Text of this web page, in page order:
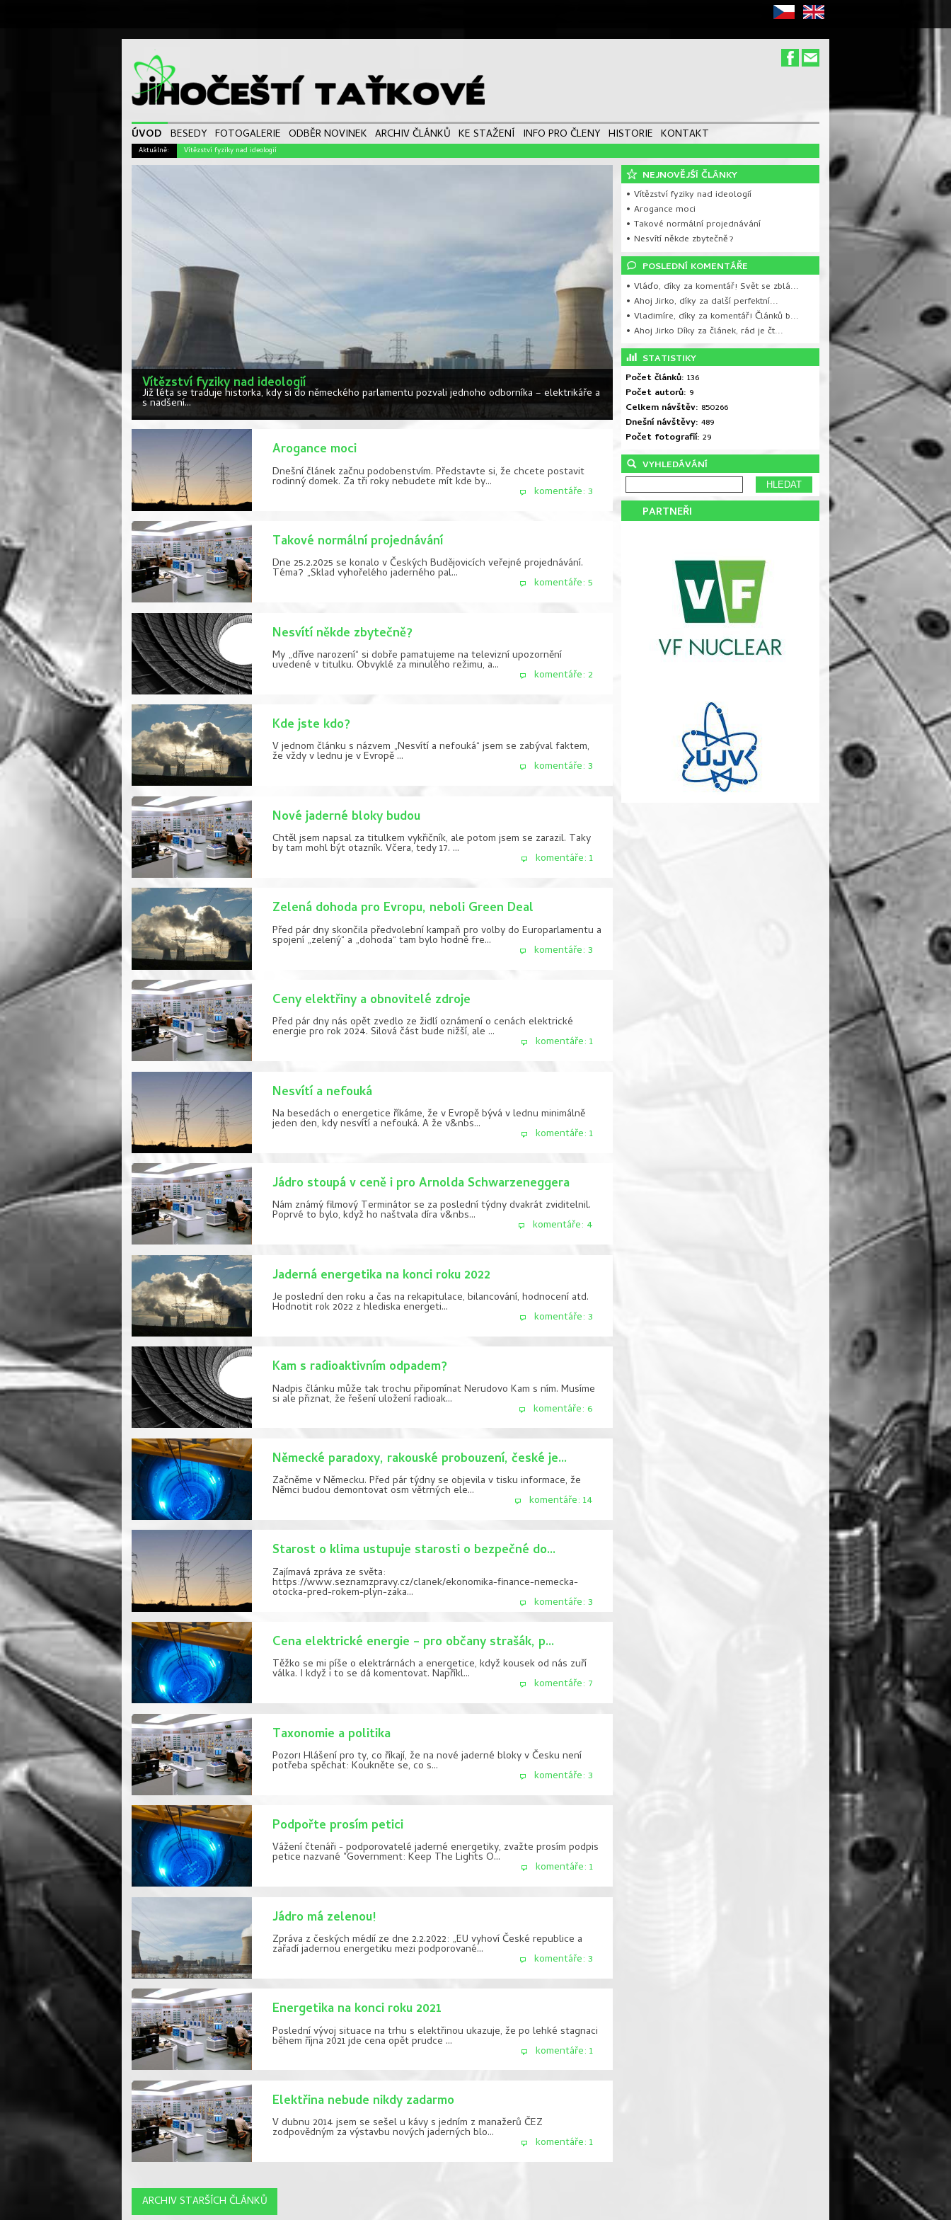
ÚVOD BESEDY FOTOGALERIE ODBĚR NOVINEK ARCHIV ČLÁNKŮ KE STAŽENÍ INFO PRO ČLENY HISTORIE KONTAKT
Aktuálně: Vítězství fyziky nad ideologií
Vítězství fyziky nad ideologií
Již léta se traduje historka, kdy si do německého parlamentu pozvali jednoho odborníka – elektrikáře a
s nadšení...
Arogance moci
Dnešní článek začnu podobenstvím. Představte si, že chcete postavit
rodinný domek. Za tři roky nebudete mít kde by...
komentáře: 3
Takové normální projednávání
Dne 25.2.2025 se konalo v Českých Budějovicích veřejné projednávání.
Téma? „Sklad vyhořelého jaderného pal...
komentáře: 5
Nesvítí někde zbytečně?
My „dříve narození“ si dobře pamatujeme na televizní upozornění
uvedené v titulku. Obvyklé za minulého režimu, a...
komentáře: 2
Kde jste kdo?
V jednom článku s názvem „Nesvítí a nefouká“ jsem se zabýval faktem,
že vždy v lednu je v Evropě ...
komentáře: 3
Nové jaderné bloky budou
Chtěl jsem napsal za titulkem vykřičník, ale potom jsem se zarazil. Taky
by tam mohl být otazník. Včera, tedy 17. ...
komentáře: 1
Zelená dohoda pro Evropu, neboli Green Deal
Před pár dny skončila předvolební kampaň pro volby do Europarlamentu a
spojení „zelený“ a „dohoda“ tam bylo hodně fre...
komentáře: 3
Ceny elektřiny a obnovitelé zdroje
Před pár dny nás opět zvedlo ze židlí oznámení o cenách elektrické
energie pro rok 2024. Silová část bude nižší, ale ...
komentáře: 1
Nesvítí a nefouká
Na besedách o energetice říkáme, že v Evropě bývá v lednu minimálně
jeden den, kdy nesvítí a nefouká. A že v&nbs...
komentáře: 1
Jádro stoupá v ceně i pro Arnolda Schwarzeneggera
Nám známý filmový Terminátor se za poslední týdny dvakrát zviditelnil.
Poprvé to bylo, když ho naštvala díra v&nbs...
komentáře: 4
Jaderná energetika na konci roku 2022
Je poslední den roku a čas na rekapitulace, bilancování, hodnocení atd.
Hodnotit rok 2022 z hlediska energeti...
komentáře: 3
Kam s radioaktivním odpadem?
Nadpis článku může tak trochu připomínat Nerudovo Kam s ním. Musíme
si ale přiznat, že řešení uložení radioak...
komentáře: 6
Německé paradoxy, rakouské probouzení, české je...
Začněme v Německu. Před pár týdny se objevila v tisku informace, že
Němci budou demontovat osm větrných ele...
komentáře: 14
Starost o klima ustupuje starosti o bezpečné do...
Zajímavá zpráva ze světa:
https://www.seznamzpravy.cz/clanek/ekonomika-finance-nemecka-
otocka-pred-rokem-plyn-zaka...
komentáře: 3
Cena elektrické energie – pro občany strašák, p...
Těžko se mi píše o elektrárnách a energetice, když kousek od nás zuří
válka. I když i to se dá komentovat. Napříkl...
komentáře: 7
Taxonomie a politika
Pozor! Hlášení pro ty, co říkají, že na nové jaderné bloky v Česku není
potřeba spěchat: Koukněte se, co s...
komentáře: 3
Podpořte prosím petici
Vážení čtenáři - podporovatelé jaderné energetiky, zvažte prosím podpis
petice nazvané "Government: Keep The Lights O...
komentáře: 1
Jádro má zelenou!
Zpráva z českých médií ze dne 2.2.2022: „EU vyhoví České republice a
zařadí jadernou energetiku mezi podporované...
komentáře: 3
Energetika na konci roku 2021
Poslední vývoj situace na trhu s elektřinou ukazuje, že po lehké stagnaci
během října 2021 jde cena opět prudce ...
komentáře: 1
Elektřina nebude nikdy zadarmo
V dubnu 2014 jsem se sešel u kávy s jedním z manažerů ČEZ
zodpovědným za výstavbu nových jaderných blo...
komentáře: 1
ARCHIV STARŠÍCH ČLÁNKŮ
NEJNOVĚJŚÍ ČLÁNKY
• Vítězství fyziky nad ideologií
• Arogance moci
• Takové normální projednávání
• Nesvítí někde zbytečně?
POSLEDNÍ KOMENTÁŘE
• Vláďo, díky za komentář! Svět se zblá...
• Ahoj Jirko, díky za další perfektní...
• Vladimíre, díky za komentář! Článků b...
• Ahoj Jirko Díky za článek, rád je čt...
STATISTIKY
Počet článků: 136
Počet autorů: 9
Celkem návštěv: 850266
Dnešní návštěvy: 489
Počet fotografií: 29
VYHLEDÁVÁNÍ
PARTNEŘI